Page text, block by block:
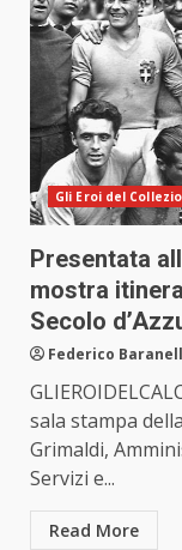
Gli Eroi del
Presentata
mostra
Secolo
Federico
sala stampa
Grimaldi,
Servizi e...
Read More